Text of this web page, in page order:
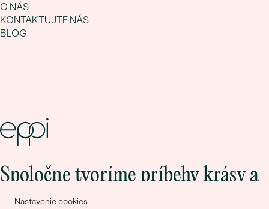
Nastavenie cookies
O NÁS
KONTAKTUJTE NÁS
BLOG
Spoločne tvoríme príbehy krásy a
lásky